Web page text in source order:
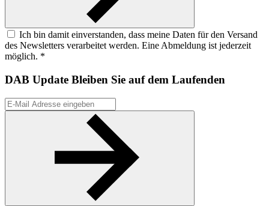
Ich bin damit einverstanden, dass meine Daten für den Versand
des Newsletters verarbeitet werden. Eine Abmeldung ist jederzeit
möglich. *
DAB Update Bleiben Sie auf dem Laufenden